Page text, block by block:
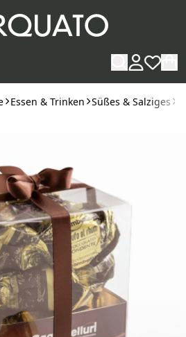
Essen & Trinken Süßes & Salziges